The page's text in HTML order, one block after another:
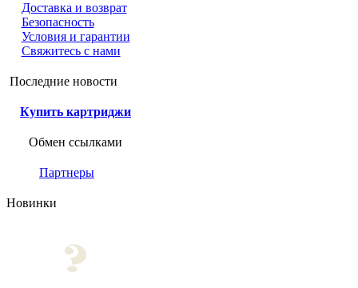
Доставка и возврат
Безопасность
Условия и гарантии
Свяжитесь с нами
Последние новости
Купить картриджи
Обмен ссылками
Партнеры
Новинки